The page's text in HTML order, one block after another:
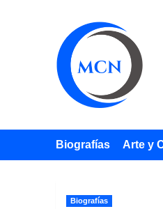
Biografías Arte y
Biografías